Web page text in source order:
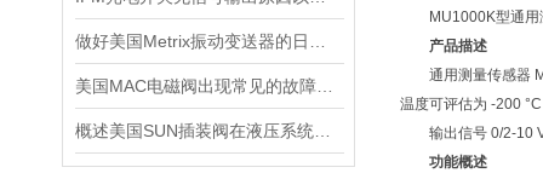
MU1000K型通用
产品描述
通用测量传感器
温度可评估为 -200
输出信号 0/2-10 V
功能概述